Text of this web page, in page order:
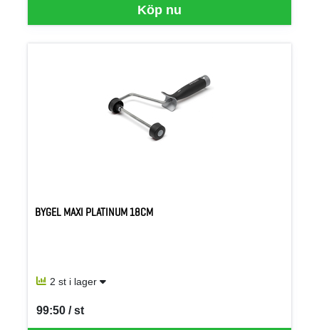
Köp nu
BYGEL MAXI PLATINUM 18CM
2 st i lager
99:50 / st
SEK per ST